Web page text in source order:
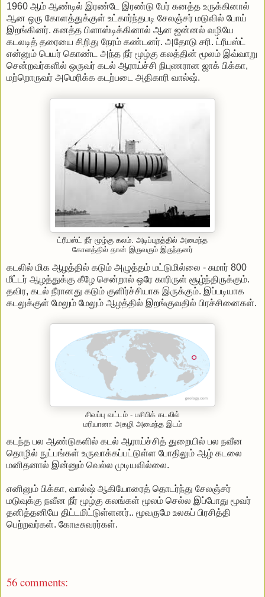
1960 ஆம் ஆண்டில் இரண்டே இரண்டு பேர் கனத்த உருக்கினால்
ஆன ஒரு கோளத்துக்குள் உட்கார்ந்தபடி சேலஞ்சர் மடுவில் போய்
இறங்கினர். கனத்த பிளாஸ்டிக்கினால் ஆன ஜன்னல் வழியே
கடலடித் தரையை சிறிது நேரம் கண்டனர். அதோடு சரி. ட்ரீயஸ்ட்
என்னும் பெயர் கொண்ட அந்த நீர் மூழ்கு கலத்தின் மூலம் இவ்வாறு
சென்றவர்களில் ஒருவர் கடல் ஆராய்ச்சி நிபுணரான ஜாக் பிக்கா,
மற்றொருவர் அமெரிக்க கடற்படை அதிகாரி வால்ஷ்.
ட்ரீயஸ்ட் நீர் மூழ்கு கலம். அடிப்புறத்தில் அமைந்த
கோளத்தில் தான் இருவரும் இருந்தனர்
கடலில் மிக ஆழத்தில் கடும் அழுத்தம் மட்டுமில்லை - சுமார் 800
மீட்டர் ஆழத்துக்கு கீழே சென்றால் ஒரே காரிருள் சூழ்ந்திருக்கும்.
தவிர, கடல் நீரானது கடும் குளிர்ச்சியாக இருக்கும். இப்படியாக
கடலுக்குள் மேலும் மேலும் ஆழத்தில் இறங்குவதில் பிரச்சினைகள்.
சிவப்பு வட்டம் - பசிபிக் கடலில்
மரியானா அகழி அமைந்த இடம்
கடந்த பல ஆண்டுகளில் கடல் ஆராய்ச்சித் துறையில் பல நவீன
தொழில் நுட்பங்கள் உருவாக்கப்பட்டுள்ள போதிலும் ஆழ் கடலை
மனிதனால் இன்னும் வெல்ல முடியவில்லை.
எனினும் பிக்கா, வால்ஷ் ஆகியோரைத் தொடர்ந்து சேலஞ்சர்
மடுவுக்கு நவீன நீர் மூழ்கு கலங்கள் மூலம் செல்ல இப்போது மூவர்
தனித்தனியே திட்டமிட்டுள்ளனர்.. மூவருமே உலகப் பிரசித்தி
பெற்றவர்கள். கோடீசுவரர்கள்.
56 comments: